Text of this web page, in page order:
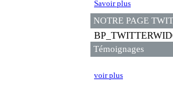
Savoir plus
NOTRE PAGE
Témoignages
voir plus